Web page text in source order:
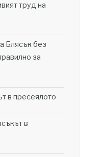
труд на
Блясък без
за
в пресеялото
в